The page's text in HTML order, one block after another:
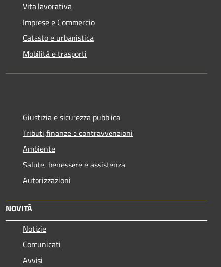
Vita lavorativa
Imprese e Commercio
Catasto e urbanistica
Mobilità e trasporti
Giustizia e sicurezza pubblica
Tributi,finanze e contravvenzioni
Ambiente
Salute, benessere e assistenza
Autorizzazioni
NOVITÀ
Notizie
Comunicati
Avvisi